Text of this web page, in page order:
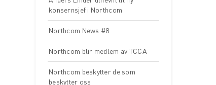
konsernsjef i Northcom
Northcom News #8
Northcom blir medlem av TCCA
Northcom beskytter de som
beskytter oss